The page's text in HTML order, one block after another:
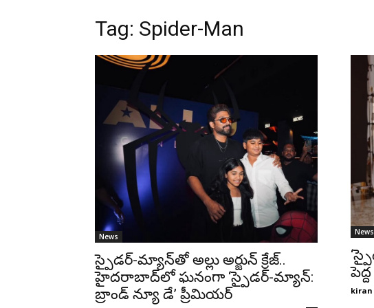
Tag: Spider-Man
News
స్పైడర్-మ్యాన్‌తో అల్లు అర్జున్ క్రేజ్..
హైదరాబాద్‌లో ఘనంగా ‘స్పైడర్-మ్యాన్:
బ్రాండ్ న్యూ డే’ ప్రీమియర్
News